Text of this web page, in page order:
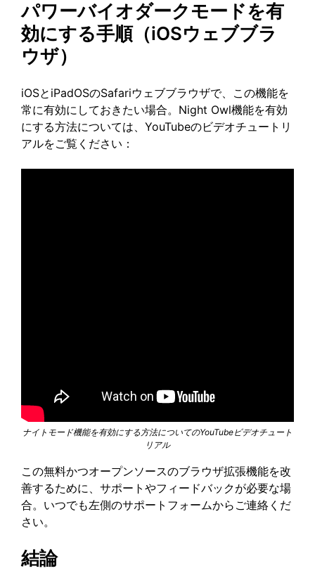
パワーバイオダークモードを有
効にする手順（iOSウェブブラ
ウザ）
iOSとiPadOSのSafariウェブブラウザで、この機能を
常に有効にしておきたい場合。Night Owl機能を有効
にする方法については、YouTubeのビデオチュートリ
アルをご覧ください：
ナイトモード機能を有効にする方法についてのYouTubeビデオチュート
リアル
この無料かつオープンソースのブラウザ拡張機能を改
善するために、サポートやフィードバックが必要な場
合。いつでも左側のサポートフォームからご連絡くだ
さい。
結論